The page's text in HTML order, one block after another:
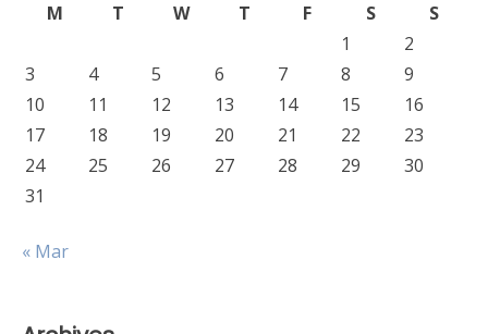
M
T W T F S
S
1
2
3
4 5 6 7 8
9
10
11 12 13 14 15
16
17
18 19 20 21 22
23
24
25 26 27 28 29
30
31
« Mar